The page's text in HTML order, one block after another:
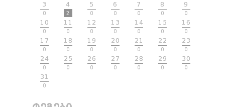
3
0
4
2
5
0
6
0
7
0
8
0
9
0
10
0
11
0
12
0
13
0
14
0
15
0
16
0
17
0
18
0
19
0
20
0
21
0
22
0
23
0
24
0
25
0
26
0
27
0
28
0
29
0
30
0
31
0